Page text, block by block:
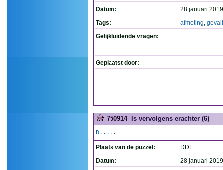
Datum:
28 januari
Tags:
afmeting,
Gelijkluidende vragen:
Geplaatst door:
750914 Is vervolgens erachter (6)
D.....
Plaats van de puzzel:
DDL
Datum:
28 januari